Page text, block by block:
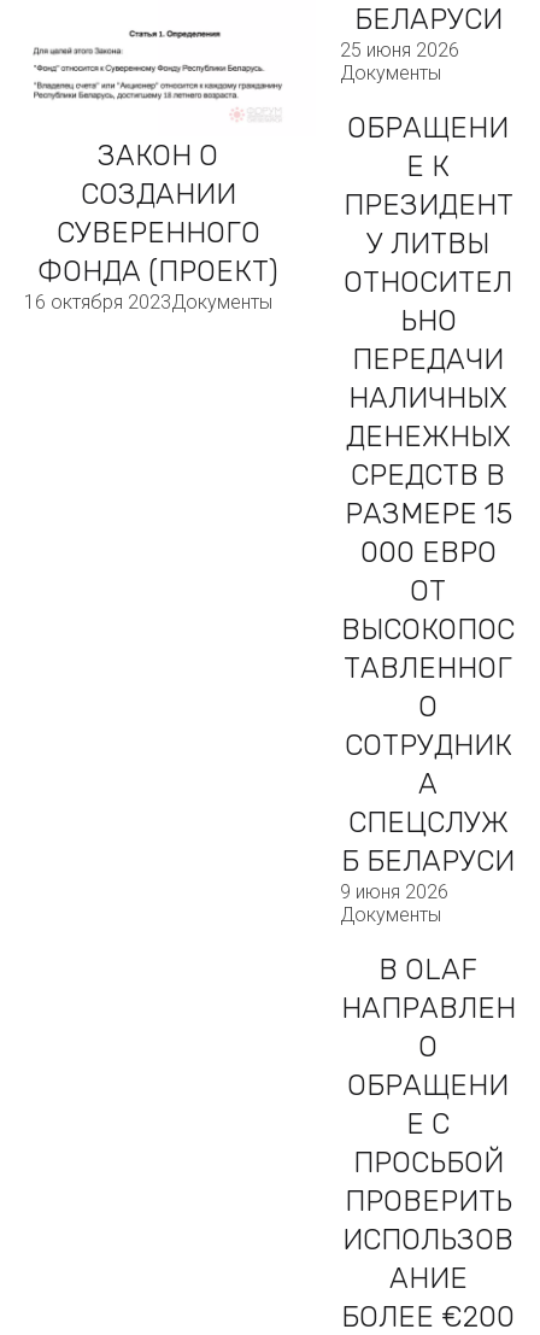
ЗАКОН О
СОЗДАНИИ
СУВЕРЕННОГО
ФОНДА (ПРОЕКТ)
16 октября 2023Документы
БЕЛАРУСИ
25 июня 2026
Документы
ОБРАЩЕНИ
Е К
ПРЕЗИДЕНТ
У ЛИТВЫ
ОТНОСИТЕЛ
ЬНО
ПЕРЕДАЧИ
НАЛИЧНЫХ
ДЕНЕЖНЫХ
СРЕДСТВ В
РАЗМЕРЕ 15
000 ЕВРО
ОТ
ВЫСОКОПОС
ТАВЛЕННОГ
О
СОТРУДНИК
А
СПЕЦСЛУЖ
Б БЕЛАРУСИ
9 июня 2026
Документы
В OLAF
НАПРАВЛЕН
О
ОБРАЩЕНИ
Е С
ПРОСЬБОЙ
ПРОВЕРИТЬ
ИСПОЛЬЗОВ
АНИЕ
БОЛЕЕ €200